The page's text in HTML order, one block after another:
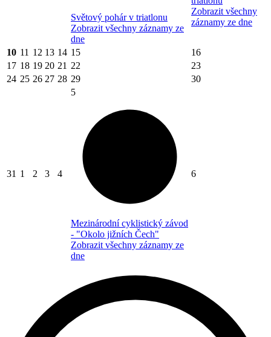
Světový pohár v triatlonu
Zobrazit všechny záznamy ze
dne
Zobrazit všechny
záznamy ze dne
10 11 12 13 14 15
16
17 18 19 20 21 22
23
24 25 26 27 28 29 30
31 1 2 3 4
5
Mezinárodní cyklistický závod
- "Okolo jižních Čech"
Zobrazit všechny záznamy ze
dne
6